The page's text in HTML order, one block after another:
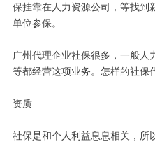
保挂靠在人力资源公司，等找到
单位参保。
广州代理企业社保很多，一般人
等都经营这项业务。怎样的社保
资质
社保是和个人利益息息相关，所